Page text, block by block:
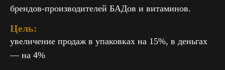
брендов-производителей БАДов и витаминов.
Цель:
увеличение продаж в упаковках на 15%, в деньгах
— на 4%